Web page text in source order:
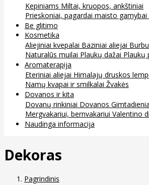
Kepiniams Miltai, kruopos, ankštiniai
Prieskoniai, pagardai maisto gamybai
Be glitimo
Kosmetika
Aliejiniai kvepalai Baziniai aliejai
Naturalūs muilai Plaukų dažai Plaukų
Aromaterapija
Eteriniai aliejai Himalajų druskos
Namų kvapai ir smilkalai Žvakės
Dovanos ir kita
Dovanų rinkiniai Dovanos
Mergvakariui, bernvakariui Valentino
Naudinga informacija
Dekoras
Pagrindinis